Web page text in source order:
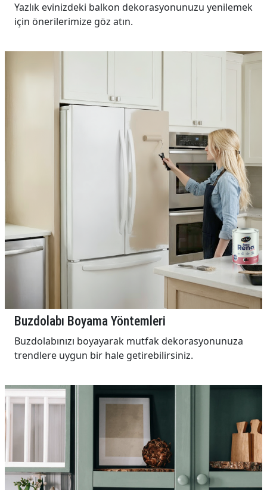
Yazlık evinizdeki balkon dekorasyonunuzu yenilemek
için önerilerimize göz atın.
Buzdolabı Boyama Yöntemleri
Buzdolabınızı boyayarak mutfak dekorasyonunuza
trendlere uygun bir hale getirebilirsiniz.